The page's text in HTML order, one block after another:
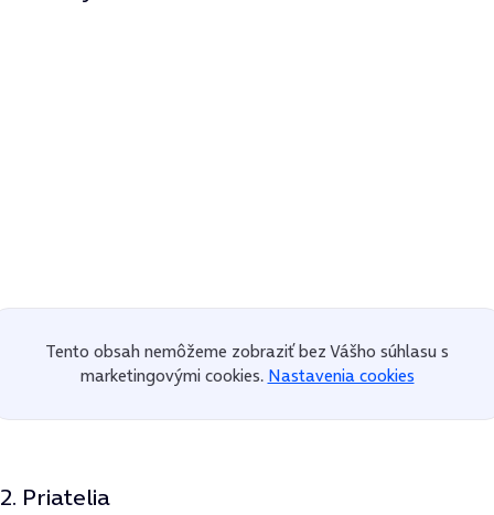
Tento obsah nemôžeme zobraziť bez Vášho súhlasu s
marketingovými cookies. Nastavenia cookies
2. Priatelia